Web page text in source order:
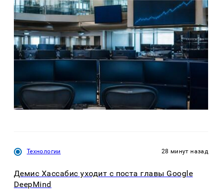
Технологии 28 минут назад
Демис Хассабис уходит с поста главы Google
DeepMind